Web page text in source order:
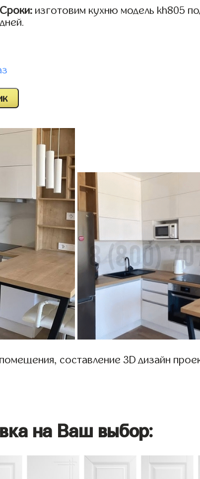
Сроки: изготовим кухню модель kh805
дней.
составление 3D дизайн
на Ваш выбор: